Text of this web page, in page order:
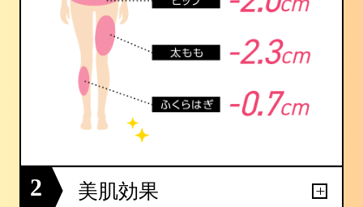
2 美肌効果